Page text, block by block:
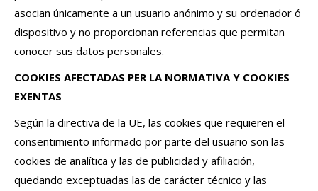
asocian únicamente a un usuario anónimo y su ordenador ó
dispositivo y no proporcionan referencias que permitan
conocer sus datos personales.
COOKIES AFECTADAS PER LA NORMATIVA Y COOKIES
EXENTAS
Según la directiva de la UE, las cookies que requieren el
consentimiento informado por parte del usuario son las
cookies de analítica y las de publicidad y afiliación,
quedando exceptuadas las de carácter técnico y las